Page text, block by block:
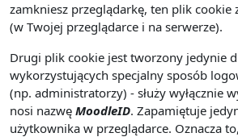
zamkniesz przeglądarkę, ten plik cookie
(w Twojej przeglądarce i na serwerze).
Drugi plik cookie jest tworzony jedynie
wykorzystujących specjalny sposób
(np. administratorzy) - służy wyłącznie
nosi nazwę MoodleID. Zapamiętuje
użytkownika w przeglądarce. Oznacza